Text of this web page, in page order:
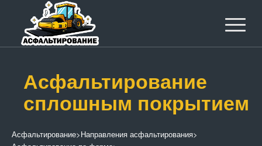
Асфальтирование
сплошным покрытием
Асфальтирование>Направления асфальтирования>